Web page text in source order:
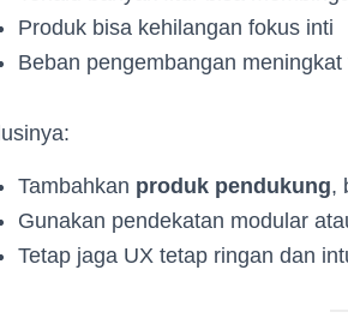
Produk bisa kehilangan fokus inti
Beban pengembangan meningkat
Tambahkan produk pendukung,
Gunakan pendekatan modular
Tetap jaga UX tetap ringan dan